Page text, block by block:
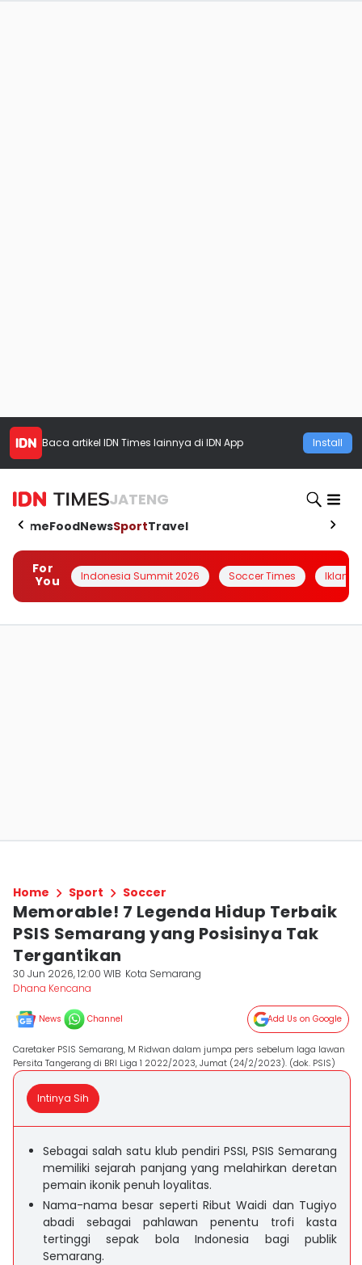
Baca artikel IDN Times lainnya di IDN App Install
JATENG
HomeFoodNewsSportTravel
For
You
Indonesia Summit 2026 Soccer Times Iklanin
Home Sport Soccer
Memorable! 7 Legenda Hidup Terbaik
PSIS Semarang yang Posisinya Tak
Tergantikan
30 Jun 2026, 12:00 WIB Kota Semarang
Dhana Kencana
News Channel Add Us on Google
Caretaker PSIS Semarang, M Ridwan dalam jumpa pers sebelum laga lawan
Persita Tangerang di BRI Liga 1 2022/2023, Jumat (24/2/2023). (dok. PSIS)
Intinya Sih
Sebagai salah satu klub pendiri PSSI, PSIS Semarang
memiliki sejarah panjang yang melahirkan deretan
pemain ikonik penuh loyalitas.
Nama-nama besar seperti Ribut Waidi dan Tugiyo
abadi sebagai pahlawan penentu trofi kasta
tertinggi sepak bola Indonesia bagi publik
Semarang.